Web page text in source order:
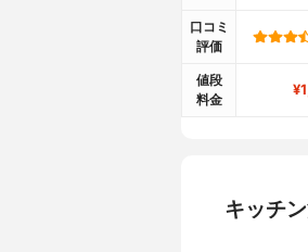
口コミ
評価
値段
料金
キッチ